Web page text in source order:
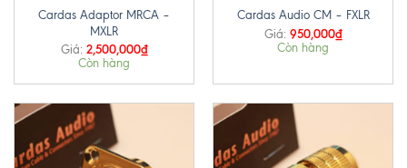
Cardas Adaptor MRCA –
MXLR
Giá: 2,500,000₫
Còn hàng
Cardas Audio CM – FXLR
Giá: 950,000₫
Còn hàng